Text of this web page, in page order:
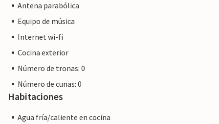
Antena parabólica
Equipo de música
Internet wi-fi
Cocina exterior
Número de tronas: 0
Número de cunas: 0
Habitaciones
Agua fría/caliente en cocina